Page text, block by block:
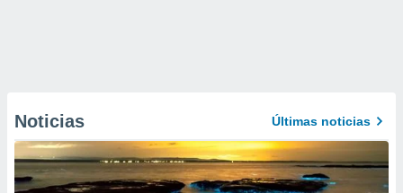
Noticias Últimas noticias